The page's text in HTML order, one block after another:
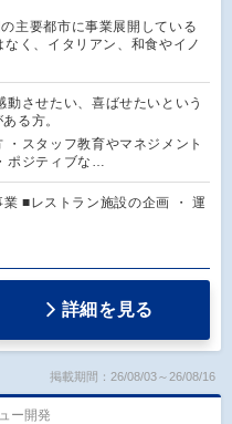
主要都市に事業展開している
く、イタリアン、和食やイノ
動させたい、喜ばせたいという
る方。
・スタッフ教育やマネジメント
ポジティブな…
■レストラン施設の企画 ・ 運
詳細を見る
掲載期間：26/08/03～26/08/16
ー開発